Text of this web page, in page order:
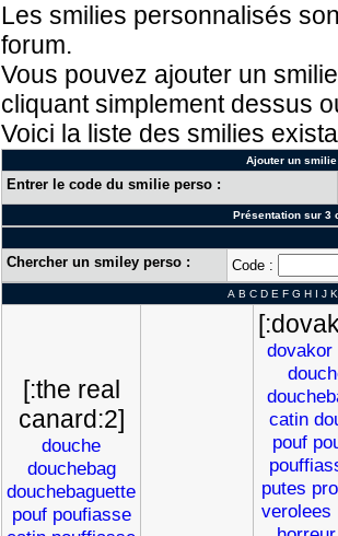
Les smilies personnalisés
forum.
Vous pouvez ajouter un
cliquant simplement dessus
Voici la liste des smilies
Ajouter un
Entrer le code du smilie perso :
Présentation sur 3
Chercher un smiley perso : Code :
A B C D E F G H I J K
[:the real
canard:2]
douche
douchebag
douchebaguette
pouf poufiasse
dovakor
catin
pouf
putes
verolees